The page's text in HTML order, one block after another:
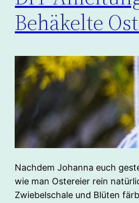
Behäkelte
Nachdem Johanna euch
wie man Ostereier rein
Zwiebelschale und Blüten